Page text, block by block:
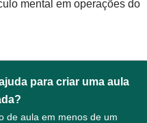
mental em operações do
para criar uma aula
de aula em menos de um